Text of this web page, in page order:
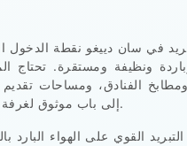
في سان دييغو نقطة الدخول
ونظيفة ومستقرة. تحتاج
ومطابخ الفنادق، ومساحات
إلى باب موثوق لغرفة التبريد لحماية المنتجات المبردة أثناء التشغيل اليومي.
القوي على الهواء البارد